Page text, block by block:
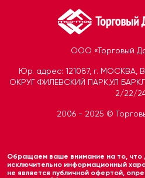
ООО «Торговый
Юр. адрес: 121087, г. МОСКВА,
ОКРУГ ФИЛЕВСКИЙ ПАРК,УЛ
2/22/
2006 - 2025 ©
Обращаем ваше внимание на то, что
исключительно информационный
не является публичной офертой,